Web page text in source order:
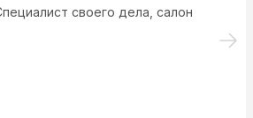
своего дела, салон